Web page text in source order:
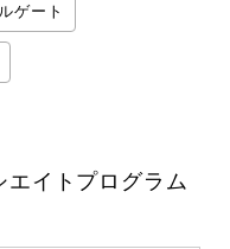
ゲート
イトプログラム